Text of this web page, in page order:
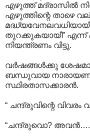
എഴുത്ത് മദ്രാസിൽ
എഴുത്തിന്റെ താഴെ
തുറക്കുകയായീ”
നിയന്ത്രണം വിട്ടു.
വർഷങ്ങൾക്കു
ബന്ധുവായ
സ്ഥിരതാസക്കാരൻ.
“ ചന്ദ്രുവിന്റെ
“ചന്ദ്രുവൊ?